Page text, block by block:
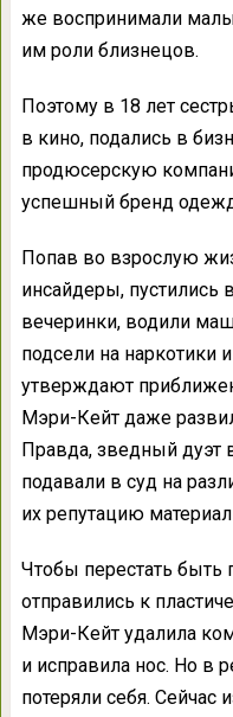
же воспринимали
им роли близнецов.
Поэтому в 18 лет
в кино, подались в
продюсерскую
успешный бренд
Попав во взрослую
инсайдеры, пустились
вечеринки, водили
подсели на наркотики
утверждают
Мэри-Кейт даже
Правда, зведный дуэт
подавали в суд на
их репутацию
Чтобы перестать быть
отправились к
Мэри-Кейт удалила
и исправила нос. Но в
потеряли себя. Сейчас